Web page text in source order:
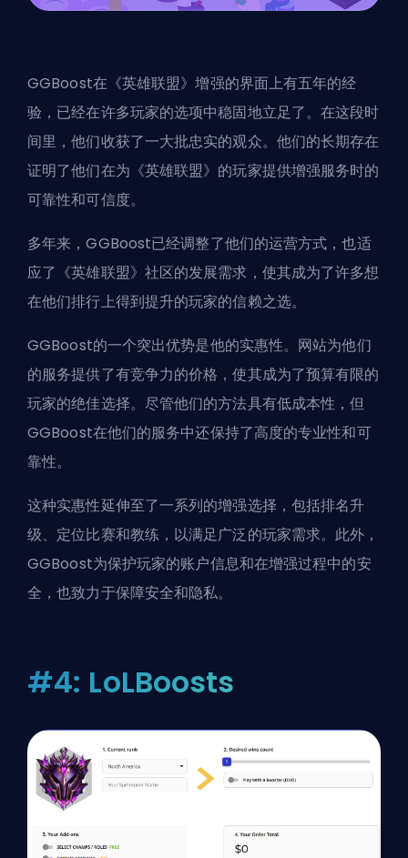
GGBoost在《英雄联盟》增强的界面上有五年的经
验，已经在许多玩家的选项中稳固地立足了。在这段时
间里，他们收获了一大批忠实的观众。他们的长期存在
证明了他们在为《英雄联盟》的玩家提供增强服务时的
可靠性和可信度。
多年来，GGBoost已经调整了他们的运营方式，也适
应了《英雄联盟》社区的发展需求，使其成为了许多想
在他们排行上得到提升的玩家的信赖之选。
GGBoost的一个突出优势是他的实惠性。网站为他们
的服务提供了有竞争力的价格，使其成为了预算有限的
玩家的绝佳选择。尽管他们的方法具有低成本性，但
GGBoost在他们的服务中还保持了高度的专业性和可
靠性。
这种实惠性延伸至了一系列的增强选择，包括排名升
级、定位比赛和教练，以满足广泛的玩家需求。此外，
GGBoost为保护玩家的账户信息和在增强过程中的安
全，也致力于保障安全和隐私。
#4: LoLBoosts